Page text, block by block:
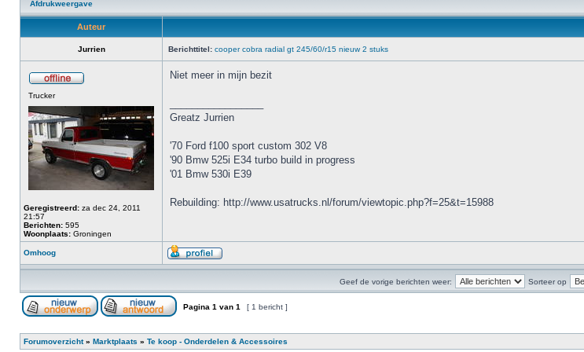
Afdrukweergave
Auteur
Jurrien Berichttitel: cooper cobra radial gt 245/60/r15 nieuw 2 stuks
Trucker
Geregistreerd: za dec 24, 2011
21:57
Berichten: 595
Woonplaats: Groningen
Niet meer in mijn bezit
Greatz Jurrien
'70 Ford f100 sport custom 302 V8
'90 Bmw 525i E34 turbo build in progress
'01 Bmw 530i E39
Rebuilding: http://www.usatrucks.nl/forum/viewtopic.php?f=25&t=15988
Omhoog
Geef de vorige berichten weer: Sorteer op
Pagina 1 van 1 [ 1 bericht ]
Forumoverzicht» Marktplaats » Te koop - Onderdelen & Accessoires